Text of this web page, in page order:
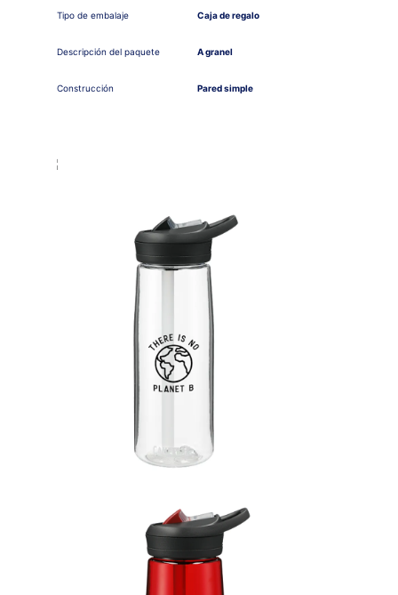
Tipo de embalaje Caja de regalo
Descripción del paquete A granel
Construcción Pared simple